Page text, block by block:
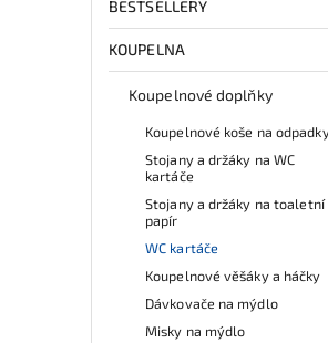
BESTSELLERY
KOUPELNA
Koupelnové doplňky
Koupelnové koše na
Stojany a držáky na WC
kartáče
Stojany a držáky na toaletní
papír
WC kartáče
Koupelnové věšáky a háčky
Dávkovače na mýdlo
Misky na mýdlo